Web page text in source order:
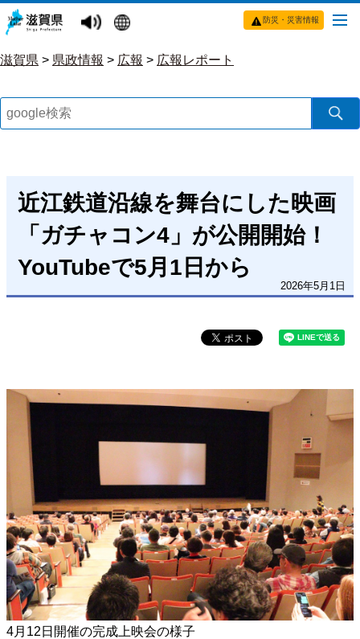
防災・災害情報
滋賀県 > 県政情報 > 広報 > 広報レポート
近江鉄道沿線を舞台にした映画
「ガチャコン4」が公開開始！
YouTubeで5月1日から
2026年5月1日
4月12日開催の完成上映会の様子